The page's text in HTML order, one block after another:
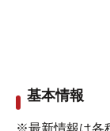
基本情報